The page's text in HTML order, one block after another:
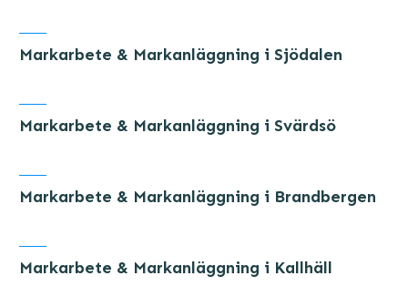
Markarbete & Markanläggning i Sjödalen
Markarbete & Markanläggning i Svärdsö
Markarbete & Markanläggning i Brandbergen
Markarbete & Markanläggning i Kallhäll